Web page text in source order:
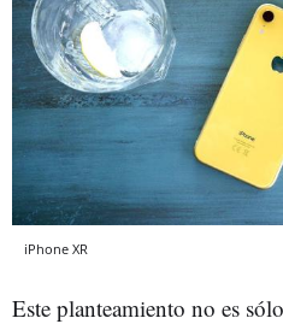
iPhone XR
Este planteamiento no es